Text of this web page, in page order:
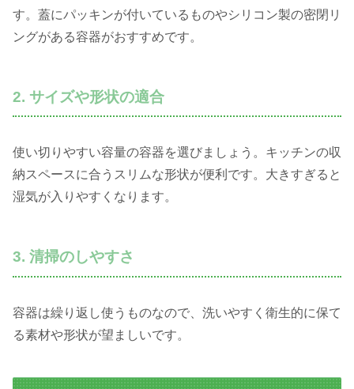
す。蓋にパッキンが付いているものやシリコン製の密閉リ
ングがある容器がおすすめです。
2. サイズや形状の適合
使い切りやすい容量の容器を選びましょう。キッチンの収
納スペースに合うスリムな形状が便利です。大きすぎると
湿気が入りやすくなります。
3. 清掃のしやすさ
容器は繰り返し使うものなので、洗いやすく衛生的に保て
る素材や形状が望ましいです。